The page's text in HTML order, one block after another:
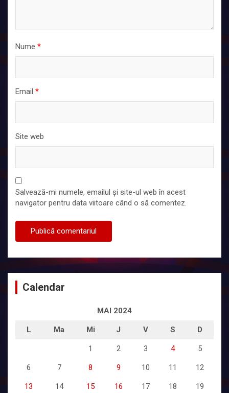
Nume *
Email *
Site web
Salvează-mi numele, emailul și site-ul web în acest
navigator pentru data viitoare când o să comentez.
Calendar
MAI 2024
L Ma Mi J V S D
1 2 3 4 5
6 7 8 9 10 11 12
13 14 15 16 17 18 19